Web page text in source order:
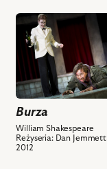
Piotr
Cyrwus
Soranzo
powiązanych
z
nim
obiektów
przejdź
do
obiektu
Burza,
Na
zdjęciu:
Marta
Kurzak
–
Burza
William Shakespeare
Reżyseria: Dan Jemmett
2012